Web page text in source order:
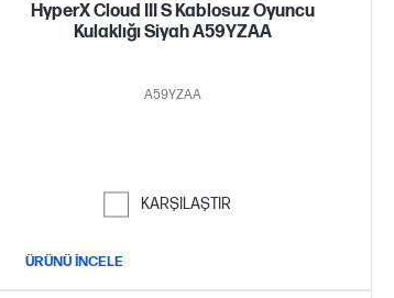
HyperX Cloud III S Kablosuz Oyuncu
Kulaklığı Siyah A59YZAA
A59YZAA
KARŞILAŞTIR
ÜRÜNÜ İNCELE